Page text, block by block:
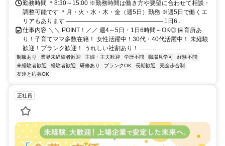
勤務時間 ＊8:30～15:00 ※勤務時間は働き方や要望に合わせて相談・
調整可能です ＊月・火・水・木・金（週5日）勤務 ※週5日で働くエ
リアもあります ―――――――――――――――― 1日6...
仕事内容 ＼＼ POINT！／／ 週4～5日・1日6時間～OK◎ 保育所あ
り！子育てママ多数在籍！ 女性活躍中！30代・40代活躍中！ 未経験
歓迎！ブランク歓迎！ うれしい社割あり！ …………………...
制服あり 業界未経験者歓迎 主婦・主夫歓迎 学歴不問 職場見学可
経験不問
未経験者歓迎
経験者歓迎 研修あり ブランクOK 長期歓迎
完全歩合制
友達と応募OK
正社員